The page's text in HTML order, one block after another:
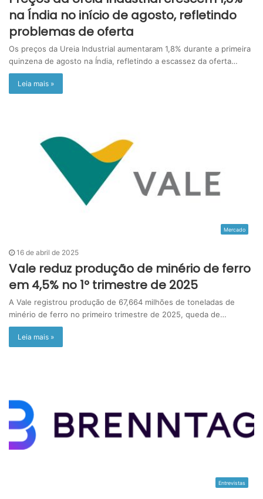
na Índia no início de agosto, refletindo
problemas de oferta
Os preços da Ureia Industrial aumentaram 1,8% durante a primeira
quinzena de agosto na Índia, refletindo a escassez da oferta…
Leia mais »
Mercado
16 de abril de 2025
Vale reduz produção de minério de ferro
em 4,5% no 1º trimestre de 2025
A Vale registrou produção de 67,664 milhões de toneladas de
minério de ferro no primeiro trimestre de 2025, queda de…
Leia mais »
Entrevistas